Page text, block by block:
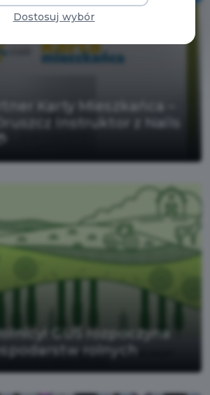
Karty Mieszkańca –
Instruktor z Nails
GUS rozpoczyna
rolnych
Dostosuj wybór